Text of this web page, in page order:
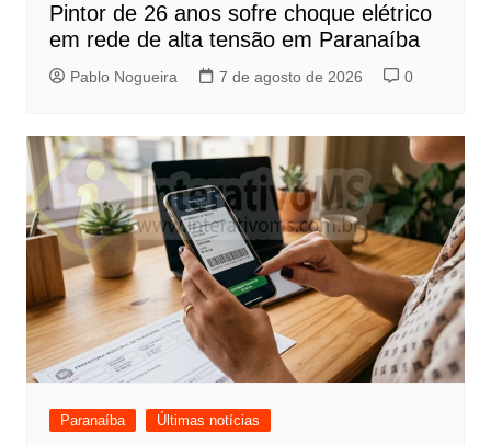
Pintor de 26 anos sofre choque elétrico
em rede de alta tensão em Paranaíba
Pablo Nogueira 7 de agosto de 2026 0
Paranaíba Últimas notícias